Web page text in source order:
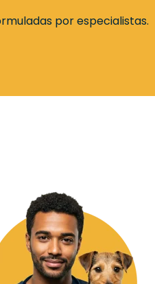
por especialistas.